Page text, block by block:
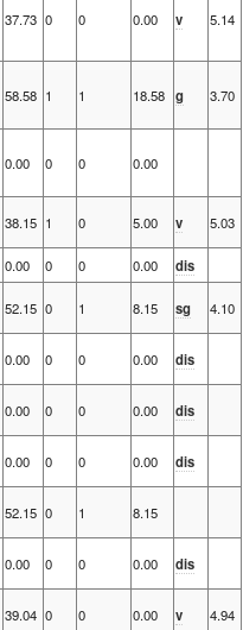
37.73 0 0 0.00 v 5.14
58.58 1 1 18.58 g 3.70
0.00 0 0 0.00
38.15 1 0 5.00 v
5.03
0.00 0 0 0.00
dis
52.15 0 1 8.15 sg
4.10
0.00 0 0 0.00
dis
0.00 0 0 0.00
dis
0.00 0 0 0.00
dis
52.15 0 1
8.15
0.00 0 0 0.00
dis
39.04 0 0 0.00 v
4.94